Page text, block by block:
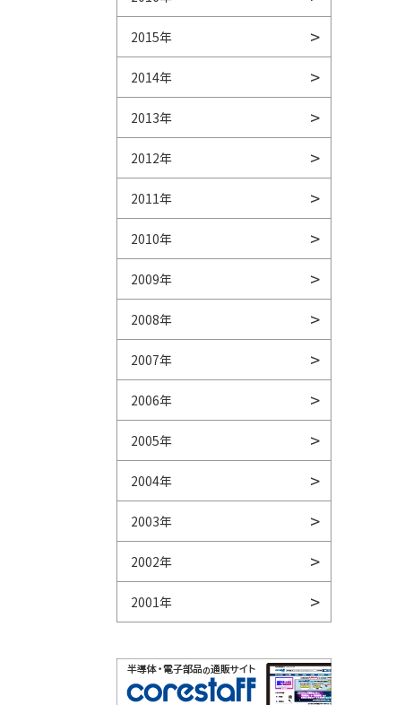
2015年
2014年
2013年
2012年
2011年
2010年
2009年
2008年
2007年
2006年
2005年
2004年
2003年
2002年
2001年